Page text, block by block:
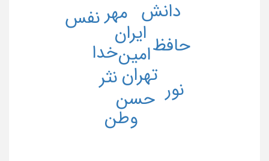
امین
ایران
تهران
حافظ
حسن
خدا
دانش مهر
نثر
نفس
نور
وطن